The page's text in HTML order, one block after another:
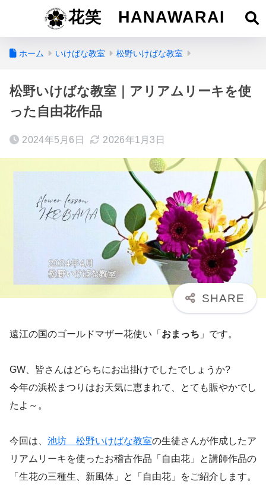
花笑 HANAWARAI
ホーム いけばな教室 松野いけばな教室
松野いけばな教室｜アリアムリーキを使
った自由花作品
2024年5月6日 2026年1月3日
遠江の国のゴールドマザー花使い「 おまっち 」です。
GW、皆さんはどらちにお出掛けでしたでしょうか?
今年の浜松まつりはお天気に恵まれて、とても賑やかでし
たよ～。
今回は、 池坊 松野いけばな教室の生徒さんが作成したア
リアムリーキを使ったお稽古作品「自由花」と講師作品の
「生花の三種生、新風体」と「自由花」をご紹介します。